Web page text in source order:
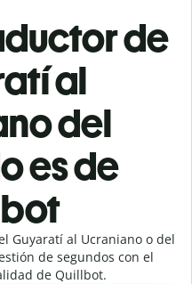
de
al
del
es de
Guyaratí al Ucraniano o del
de segundos con el
de Quillbot.